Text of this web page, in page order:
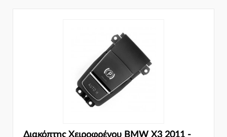
Διακόπτης Χειροφρένου BMW X3 2011 -